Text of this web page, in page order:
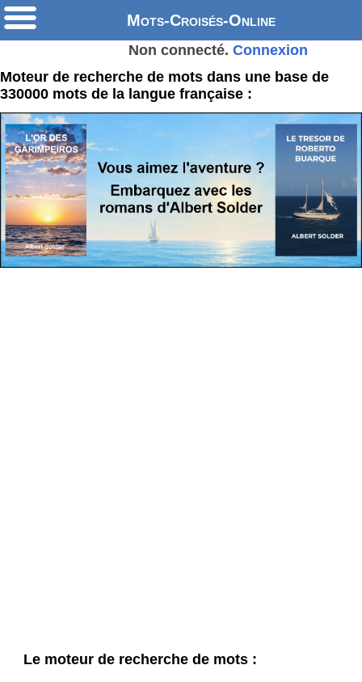
Mots-Croisés-Online
Non connecté. Connexion
Moteur de recherche de mots dans une base de
330000 mots de la langue française :
Le moteur de recherche de mots :